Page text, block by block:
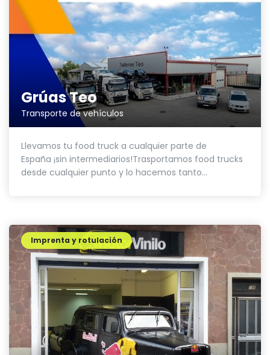
Grúas Teo
Transporte de vehículos
Llevamos tu food truck a cualquier parte de
España ¡sin intermediarios!Trasportamos food trucks
desde cualquier punto y lo hacemos tanto...
Imprenta y rotulación